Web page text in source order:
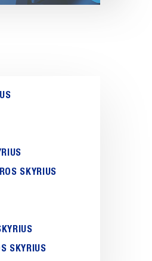
SKYRIUS
SKYRIUS